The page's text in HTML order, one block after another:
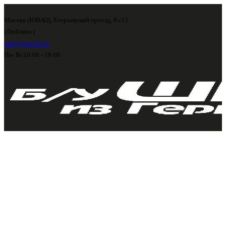
Москва (ЮВАО), Егорьевский проезд, 8 с15
(Люблино)
info@shini56.ru
Пн- Вс 10:00 - 19:00